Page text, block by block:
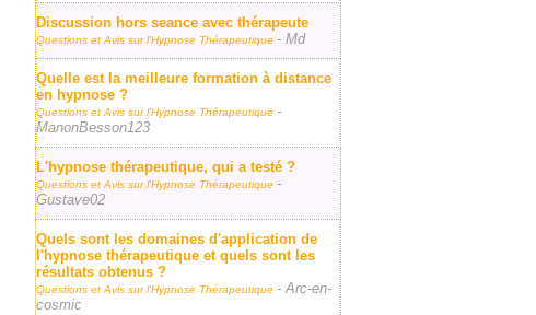
Discussion hors seance avec thérapeute
Questions et Avis sur l'Hypnose Thérapeutique - Md
Quelle est la meilleure formation à distance
en hypnose ?
Questions et Avis sur l'Hypnose Thérapeutique -
ManonBesson123
L'hypnose thérapeutique, qui a testé ?
Questions et Avis sur l'Hypnose Thérapeutique -
Gustave02
Quels sont les domaines d'application de
l'hypnose thérapeutique et quels sont les
résultats obtenus ?
Questions et Avis sur l'Hypnose Thérapeutique - Arc-en-
cosmic